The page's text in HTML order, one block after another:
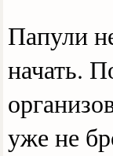
Папули
начать.
уже не